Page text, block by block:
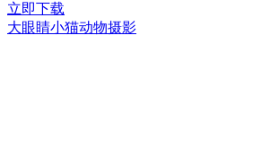
立即下载
大眼睛小猫动物摄影